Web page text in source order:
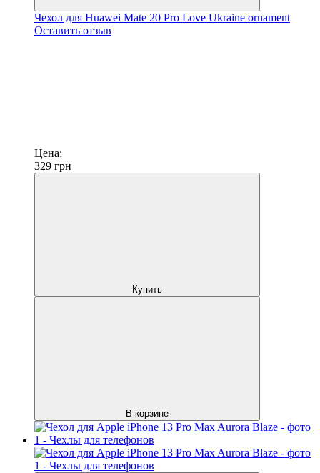
Чехол для Huawei Mate 20 Pro Love Ukraine ornament
Оставить отзыв
Цена:
329 грн
Купить
В корзине